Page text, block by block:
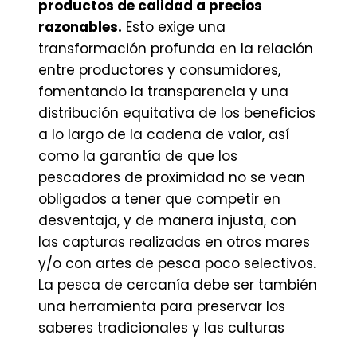
productos de calidad a precios
razonables. Esto exige una
transformación profunda en la relación
entre productores y consumidores,
fomentando la transparencia y una
distribución equitativa de los beneficios
a lo largo de la cadena de valor, así
como la garantía de que los
pescadores de proximidad no se vean
obligados a tener que competir en
desventaja, y de manera injusta, con
las capturas realizadas en otros mares
y/o con artes de pesca poco selectivos.
La pesca de cercanía debe ser también
una herramienta para preservar los
saberes tradicionales y las culturas